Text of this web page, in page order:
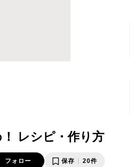
レシピ・作り方
フォロー 保存 20件